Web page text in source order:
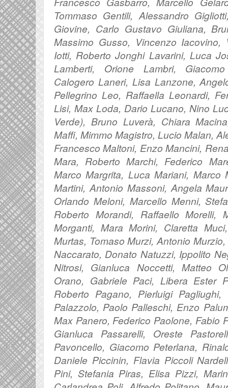
Tommaso Gentili, Alessandro
Giovine, Carlo Gustavo Giuliana,
Massimo Gusso, Vincenzo Iacovino,
Iotti, Roberto Jonghi Lavarini, Luca
Lamberti, Orione Lambri,
Calogero Laneri, Lisa Lanzone,
Pellegrino Leo, Raffaella Leonardi,
Lisi, Max Loda, Dario Lucano, Nino
Verde), Bruno Luverà, Chiara
Maffi, Mimmo Magistro, Lucio Malan,
Francesco Maltoni, Enzo Mancini,
Mara, Roberto Marchi, Federico
Marco Margrita, Luca Mariani, Marco
Martini, Antonio Massoni, Angela
Orlando Meloni, Marcello Menni,
Roberto Morandi, Raffaello Morelli,
Morganti, Mara Morini, Claretta
Murtas, Tomaso Murzi, Antonio
Naccarato, Donato Natuzzi, Ippolito
Nitrosi, Gianluca Noccetti, Matteo
Orano, Gabriele Paci, Libera Ester
Roberto Pagano, Pierluigi
Palazzolo, Paolo Palleschi, Enzo
Max Panero, Federico Paolone, Fabio
Gianluca Passarelli, Oreste
Pavoncello, Giacomo Peterlana,
Daniele Piccinin, Flavia Piccoli
Pini, Stefania Piras, Elisa Pizzi,